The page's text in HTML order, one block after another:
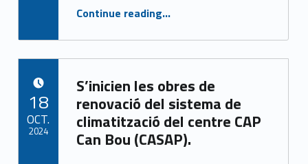
Continue reading“Informació addicional referent a les properes obres del CAP Can Bou(CASAP), Castelldefels.”
…
S’inicien les obres de
renovació del sistema de
climatització del centre CAP
Can Bou (CASAP).
18
OCT.
2024